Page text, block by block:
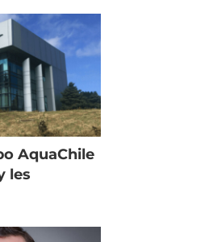
AquaChile
les